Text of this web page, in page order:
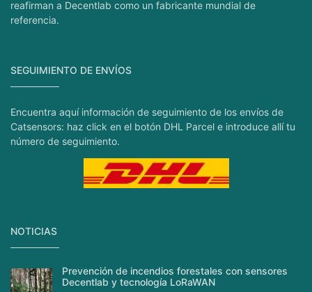
reafirman a Decentlab como un fabricante mundial de
referencia.
SEGUIMIENTO DE ENVÍOS
Encuentra aquí información de seguimiento de los envíos de
Catsensors: haz click en el botón DHL Parcel e introduce allí tu
número de seguimiento.
NOTICIAS
Prevención de incendios forestales con sensores
Decentlab y tecnología LoRaWAN